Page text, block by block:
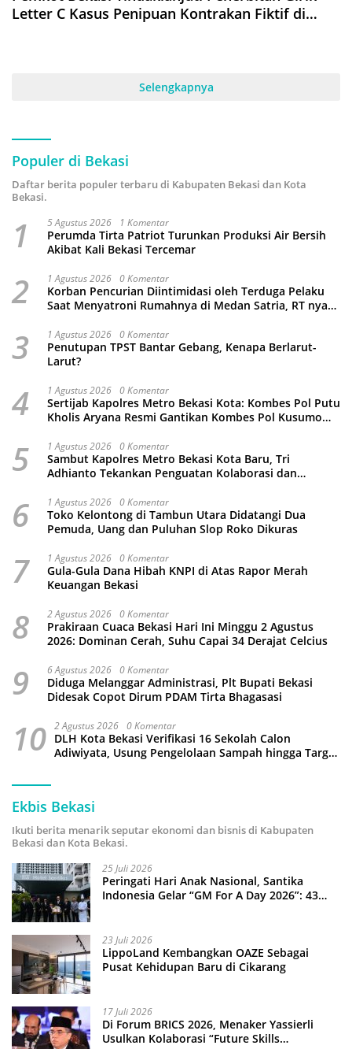
Letter C Kasus Penipuan Kontrakan Fiktif di
Selengkapnya
Populer di Bekasi
Daftar berita populer terbaru di Kabupaten Bekasi dan Kota
Bekasi.
1 5 Agustus 2026 1 Komentar
Perumda Tirta Patriot Turunkan Produksi Air Bersih
Akibat Kali Bekasi Tercemar
2 1 Agustus 2026 0 Komentar
Korban Pencurian Diintimidasi oleh Terduga Pelaku
Saat Menyatroni Rumahnya di Medan Satria, RT nya
3 1 Agustus 2026 0 Komentar
Penutupan TPST Bantar Gebang, Kenapa Berlarut-
Larut?
4 1 Agustus 2026 0 Komentar
Sertijab Kapolres Metro Bekasi Kota: Kombes Pol Putu
Kholis Aryana Resmi Gantikan Kombes Pol Kusumo
5 1 Agustus 2026 0 Komentar
Sambut Kapolres Metro Bekasi Kota Baru, Tri
Adhianto Tekankan Penguatan Kolaborasi dan
6 1 Agustus 2026 0 Komentar
Toko Kelontong di Tambun Utara Didatangi Dua
Pemuda, Uang dan Puluhan Slop Roko Dikuras
7 1 Agustus 2026 0 Komentar
Gula-Gula Dana Hibah KNPI di Atas Rapor Merah
Keuangan Bekasi
8 2 Agustus 2026 0 Komentar
Prakiraan Cuaca Bekasi Hari Ini Minggu 2 Agustus
2026: Dominan Cerah, Suhu Capai 34 Derajat Celcius
9 6 Agustus 2026 0 Komentar
Diduga Melanggar Administrasi, Plt Bupati Bekasi
Didesak Copot Dirum PDAM Tirta Bhagasasi
10 2 Agustus 2026 0 Komentar
DLH Kota Bekasi Verifikasi 16 Sekolah Calon
Adiwiyata, Usung Pengelolaan Sampah hingga Target
Ekbis Bekasi
Ikuti berita menarik seputar ekonomi dan bisnis di Kabupaten
Bekasi dan Kota Bekasi.
25 Juli 2026
Peringati Hari Anak Nasional, Santika
Indonesia Gelar “GM For A Day 2026”: 43
23 Juli 2026
LippoLand Kembangkan OAZE Sebagai
Pusat Kehidupan Baru di Cikarang
17 Juli 2026
Di Forum BRICS 2026, Menaker Yassierli
Usulkan Kolaborasi “Future Skills